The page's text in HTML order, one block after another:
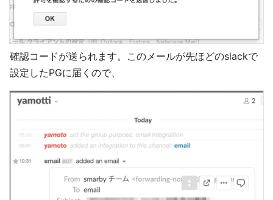
確認コードが送られます。このメールが先ほどのslackで
設定したPGに届くので、